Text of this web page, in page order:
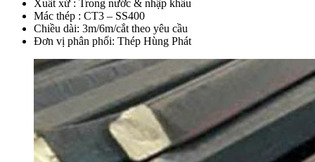
Xuất xứ : Trong nước & nhập khẩu
Mác thép : CT3 – SS400
Chiều dài: 3m/6m/cắt theo yêu cầu
Đơn vị phân phối: Thép Hùng Phát